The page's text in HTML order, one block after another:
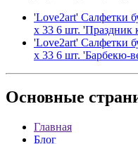
'Love2art' Салфетки
x 33 6 шт. 'Праздник
'Love2art' Салфетки
x 33 6 шт. 'Барбекю-
Основные
Главная
Блог